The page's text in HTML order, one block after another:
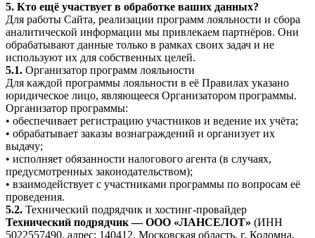
5. Кто ещё участвует в обработке ваших данных?
Для работы Сайта, реализации программ лояльности и сбора
аналитической информации мы привлекаем партнёров. Они
обрабатывают данные только в рамках своих задач и не
используют их для собственных целей.
5.1. Организатор программ лояльности
Для каждой программы лояльности в её Правилах указано
юридическое лицо, являющееся Организатором программы.
Организатор программы:
• обеспечивает регистрацию участников и ведение их учёта;
• обрабатывает заказы вознаграждений и организует их
выдачу;
• исполняет обязанности налогового агента (в случаях,
предусмотренных законодательством);
• взаимодействует с участниками программы по вопросам её
проведения.
5.2. Технический подрядчик и хостинг-провайдер
Технический подрядчик — ООО «ЛАНСЕЛОТ» (ИНН
5022557490, адрес: 140412, Московская область, г. Коломна,